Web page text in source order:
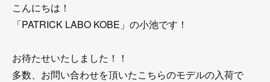
こんにちは！
「PATRICK LABO KOBE」の小池です！
お待たせいたしました！！
多数、お問い合わせを頂いたこちらのモデルの入荷で